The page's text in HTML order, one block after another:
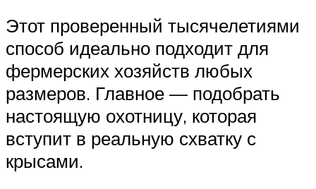
Этот проверенный тысячелетиями
способ идеально подходит для
фермерских хозяйств любых
размеров. Главное — подобрать
настоящую охотницу, которая
вступит в реальную схватку с
крысами.